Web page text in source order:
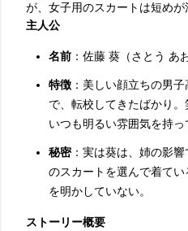
が、女子用のスカートは短めが
主人公
名前 ：佐藤 葵（さとう あ
特徴 ：美しい顔立ちの男
で、転校してきたばかり。
いつも明るい雰囲気を持っ
秘密：実は葵は、姉の影
のスカートを選んで着て
を明かしていない。
ストーリー概要